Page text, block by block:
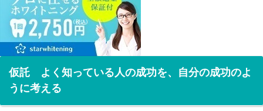
仮託 よく知っている人の成功を、自分の成功のよ
うに考える